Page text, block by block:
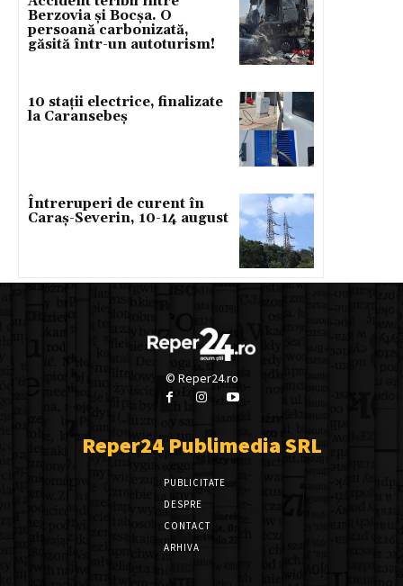
Berzovia și Bocșa. O
persoană carbonizată,
găsită într-un autoturism!
10 stații electrice, finalizate
la Caransebeș
Întreruperi de curent în
Caraș-Severin, 10-14 august
© Reper24.ro
Reper24 Publimedia SRL
PUBLICITATE
DESPRE
CONTACT
ARHIVA